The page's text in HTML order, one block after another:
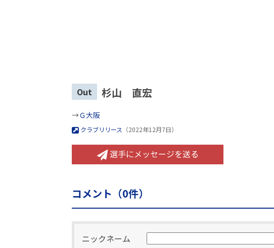
Out 杉山 直宏
→Ｇ大阪
クラブリリース （2022年12月7日）
選手にメッセージを送る
コメント（0件）
ニックネーム